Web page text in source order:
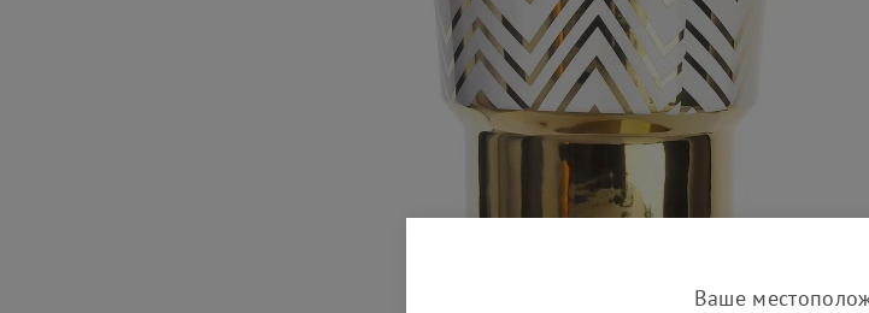
Ваше